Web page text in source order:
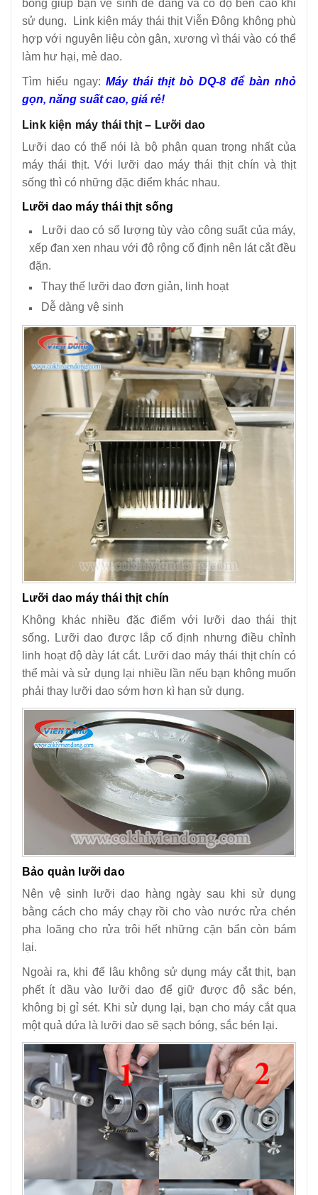
bóng giúp bạn vệ sinh dễ dàng và có độ bền cao khi
sử dụng.
Link kiện máy thái thịt Viễn Đông không phù
hợp với nguyên liệu còn gân, xương vì thái vào có thể
làm hư hại, mẻ dao.
Tìm hiểu ngay: Máy thái thịt bò DQ-8 để bàn nhỏ
gọn, năng suất cao, giá rẻ!
Link kiện máy thái thịt – Lưỡi dao
Lưỡi dao có thể nói là bộ phận quan trọng nhất của
máy thái thịt. Với lưỡi dao máy thái thịt chín và thịt
sống thì có những đặc điểm khác nhau.
Lưỡi dao máy thái thịt sống
Lưỡi dao có số lượng tùy vào công suất của máy,
xếp đan xen nhau với độ rộng cố định nên lát cắt đều
đặn.
Thay thế lưỡi dao đơn giản, linh hoạt
Dễ dàng vệ sinh
Lưỡi dao máy thái thịt chín
Không khác nhiều đặc điểm với lưỡi dao thái thịt
sống. Lưỡi dao được lắp cố định nhưng điều chỉnh
linh hoạt độ dày lát cắt. Lưỡi dao máy thái thịt chín có
thể mài và sử dụng lại nhiều lần nếu bạn không muốn
phải thay lưỡi dao sớm hơn kì hạn sử dụng.
Bảo quản lưỡi dao
Nên vệ sinh lưỡi dao hàng ngày sau khi sử dụng
bằng cách cho máy chạy rồi cho vào nước rửa chén
pha loãng cho rửa trôi hết những cặn bẩn còn bám
lại.
Ngoài ra, khi để lâu không sử dụng máy cắt thịt, bạn
phết ít dầu vào lưỡi dao để giữ được độ sắc bén,
không bị gỉ sét. Khi sử dụng lại, bạn cho máy cắt qua
một quả dứa là lưỡi dao sẽ sạch bóng, sắc bén lại.